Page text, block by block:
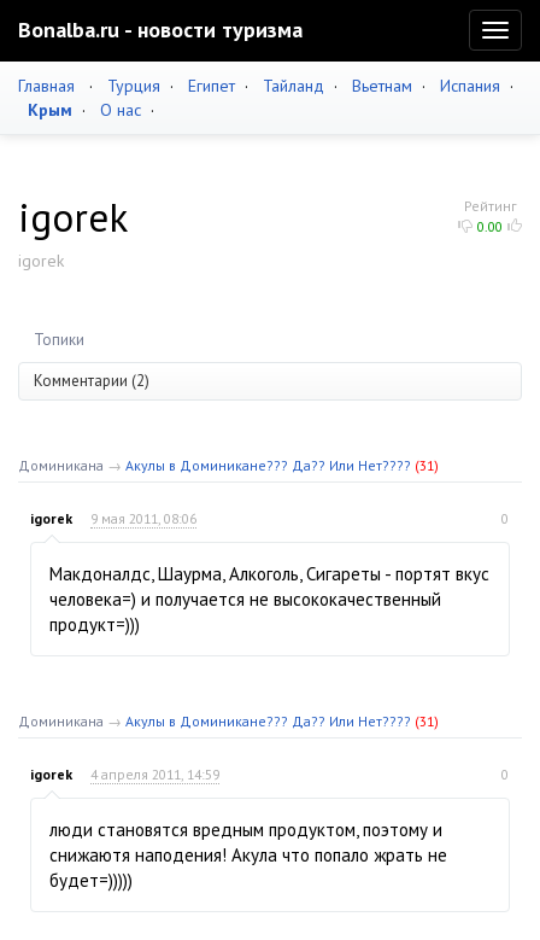
Bonalba.ru - новости туризма
Главная · Турция · Египет· Тайланд · Вьетнам · Испания ·
Крым · О нас ·
Рейтинг
0.00
igorek
igorek
Топики
Комментарии (2)
Доминикана → Акулы в Доминикане??? Да?? Или Нет???? (31)
igorek 9 мая 2011, 08:06 0
Макдоналдс, Шаурма, Алкоголь, Сигареты - портят вкус
человека=) и получается не высококачественный
продукт=)))
Доминикана → Акулы в Доминикане??? Да?? Или Нет???? (31)
igorek 4 апреля 2011, 14:59 0
люди становятся вредным продуктом, поэтому и
снижаютя наподения! Акула что попало жрать не
будет=)))))